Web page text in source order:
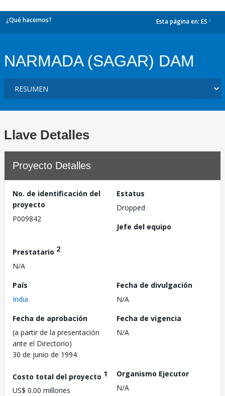
¿Qué hacemos? Esta página en: ES
NARMADA (SAGAR) DAM
Llave Detalles
Proyecto Detalles
No. de identificación del
proyecto
P009842
Estatus
Dropped
Jefe del equipo
Prestatario 2
N/A
País
India
Fecha de divulgación
N/A
Fecha de aprobación
(a partir de la presentación
ante el Directorio)
30 de junio de 1994
Fecha de vigencia
N/A
Costo total del proyecto 1
US$ 0.00 millones
Organismo Ejecutor
N/A